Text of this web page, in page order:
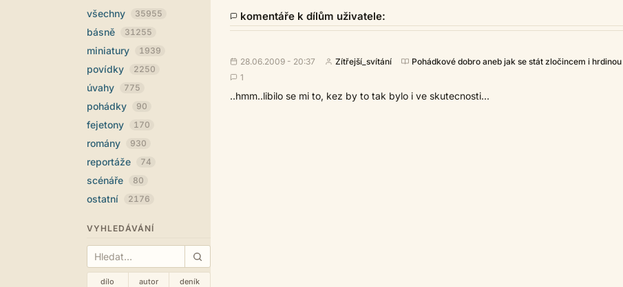
všechny 35955
básně 31255
miniatury 1939
povídky 2250
úvahy 775
pohádky 90
fejetony 170
romány 930
reportáže 74
scénáře 80
ostatní 2176
VYHLEDÁVÁNÍ
dílo autor deník
komentáře k dílům uživatele:
28.06.2009 - 20:37 Zítřejší_svítání
Pohádkové dobro aneb jak se stát zločincem i hrdinou
1
..hmm..libilo se mi to, kez by to tak bylo i ve skutecnosti...